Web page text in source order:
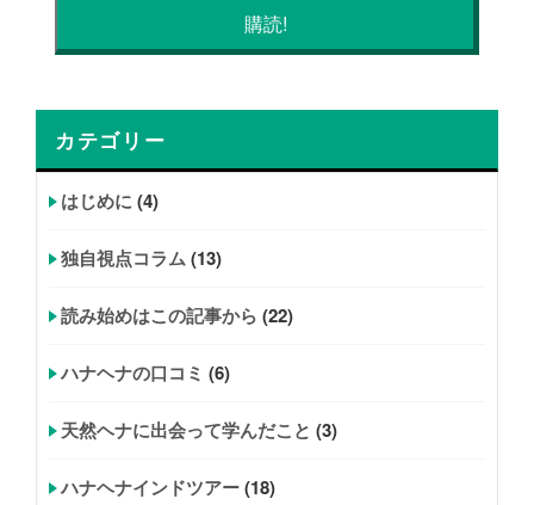
カテゴリー
はじめに(4)
独自視点コラム(13)
読み始めはこの記事から (22)
ハナヘナの口コミ (6)
天然ヘナに出会って学んだこと (3)
ハナヘナインドツアー(18)